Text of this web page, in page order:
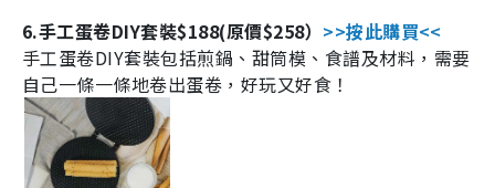
6.手工蛋卷DIY套裝$188(原價$258） >>按此購買<<
手工蛋卷DIY套裝包括煎鍋、甜筒模、食譜及材料，需要
自己一條一條地卷出蛋卷，好玩又好食！